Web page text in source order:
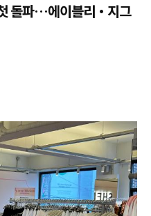
돌파…에이블리·지그